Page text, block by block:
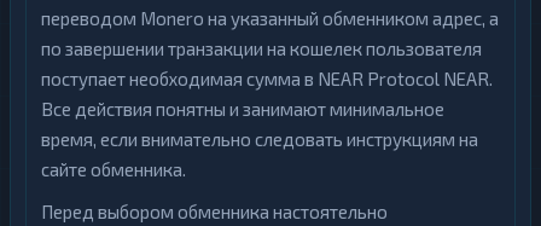
переводом Monero на указанный обменником адрес, а
по завершении транзакции на кошелек пользователя
поступает необходимая сумма в NEAR Protocol NEAR.
Все действия понятны и занимают минимальное
время, если внимательно следовать инструкциям на
сайте обменника.
Перед выбором обменника настоятельно